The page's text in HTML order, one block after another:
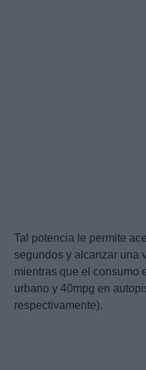
Tal potencia le permite
segundos y alcanzar una
mientras que el consumo
urbano y 40mpg en
respectivamente).